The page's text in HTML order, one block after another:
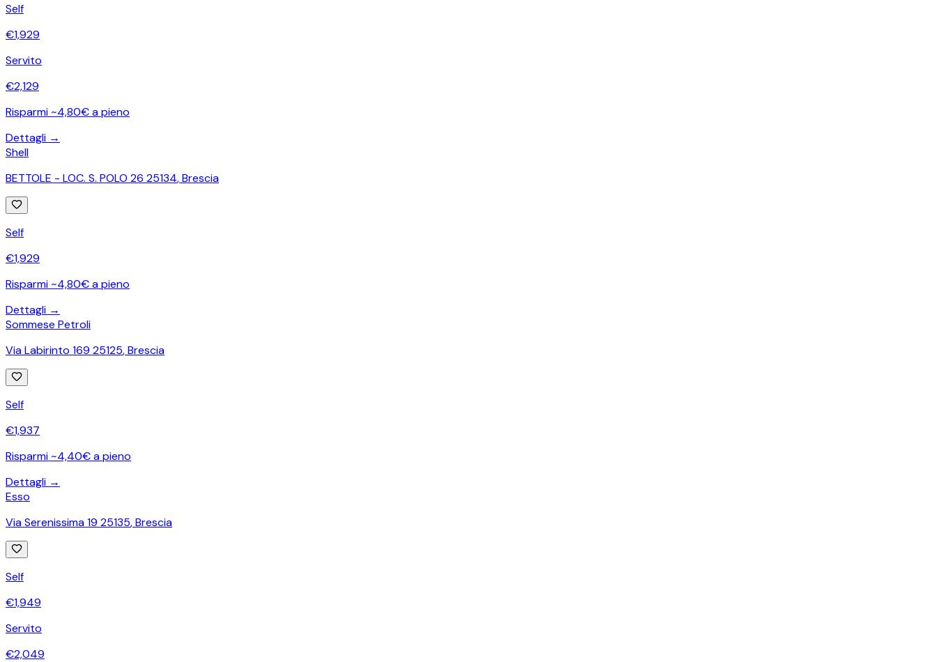
Self
€1,929
Servito
€2,129
Risparmi ~4,80€ a pieno
Dettagli →
Shell
BETTOLE - LOC. S. POLO 26 25134,Brescia
Self
€1,929
Risparmi ~4,80€ a pieno
Dettagli →
Sommese Petroli
Via Labirinto 169 25125,Brescia
Self
€1,937
Risparmi ~4,40€ a pieno
Dettagli →
Esso
Via Serenissima 19 25135,Brescia
Self
€1,949
Servito
€2,049